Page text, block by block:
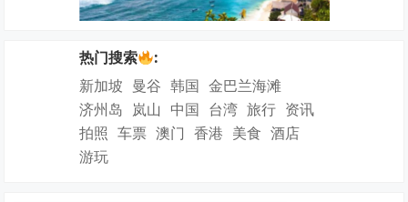
热门搜索
:
新加坡 曼谷 韩国 金巴兰海滩
济州岛 岚山 中国 台湾 旅行 资讯
拍照 车票 澳门 香港 美食 酒店
游玩